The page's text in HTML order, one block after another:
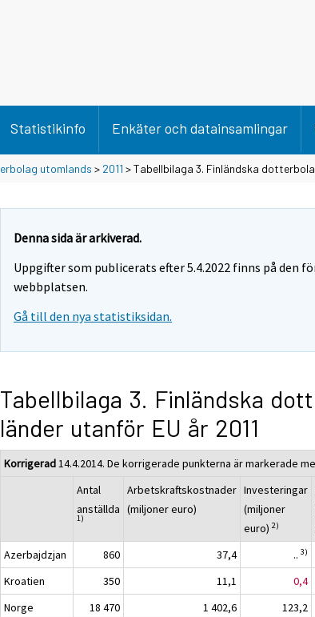
Statistikinfo Enkäter och datainsamlingar
utomlands > 2011 > Tabellbilaga 3. Finländska
Denna sida är arkiverad.
Uppgifter som publicerats efter 5.4.2022 finns på den
webbplatsen.
Gå till den nya statistiksidan.
Tabellbilaga 3. Finländska
länder utanför EU år 2011
Korrigerad14.4.2014. De korrigerade punkterna är markerade
Antal
anställda
1)
Arbetskraftskostnader
(miljoner euro)
Investeringar
(miljoner
euro)2)
Azerbajdzjan 860 37,4 ..3)
Kroatien
350 11,1 0,4
Norge
18 470 1 402,6 123,2